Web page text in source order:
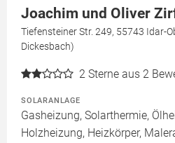
Joachim und Oliver
Tiefensteiner Str. 249, 55743 Idar-
Dickesbach)
2 Sterne aus 2
SOLARANLAGE
Gasheizung, Solarthermie,
Holzheizung, Heizkörper,